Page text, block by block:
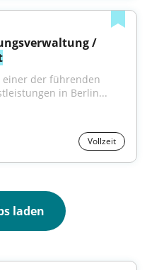
/
einer der führenden
in Berlin...
Vollzeit
laden